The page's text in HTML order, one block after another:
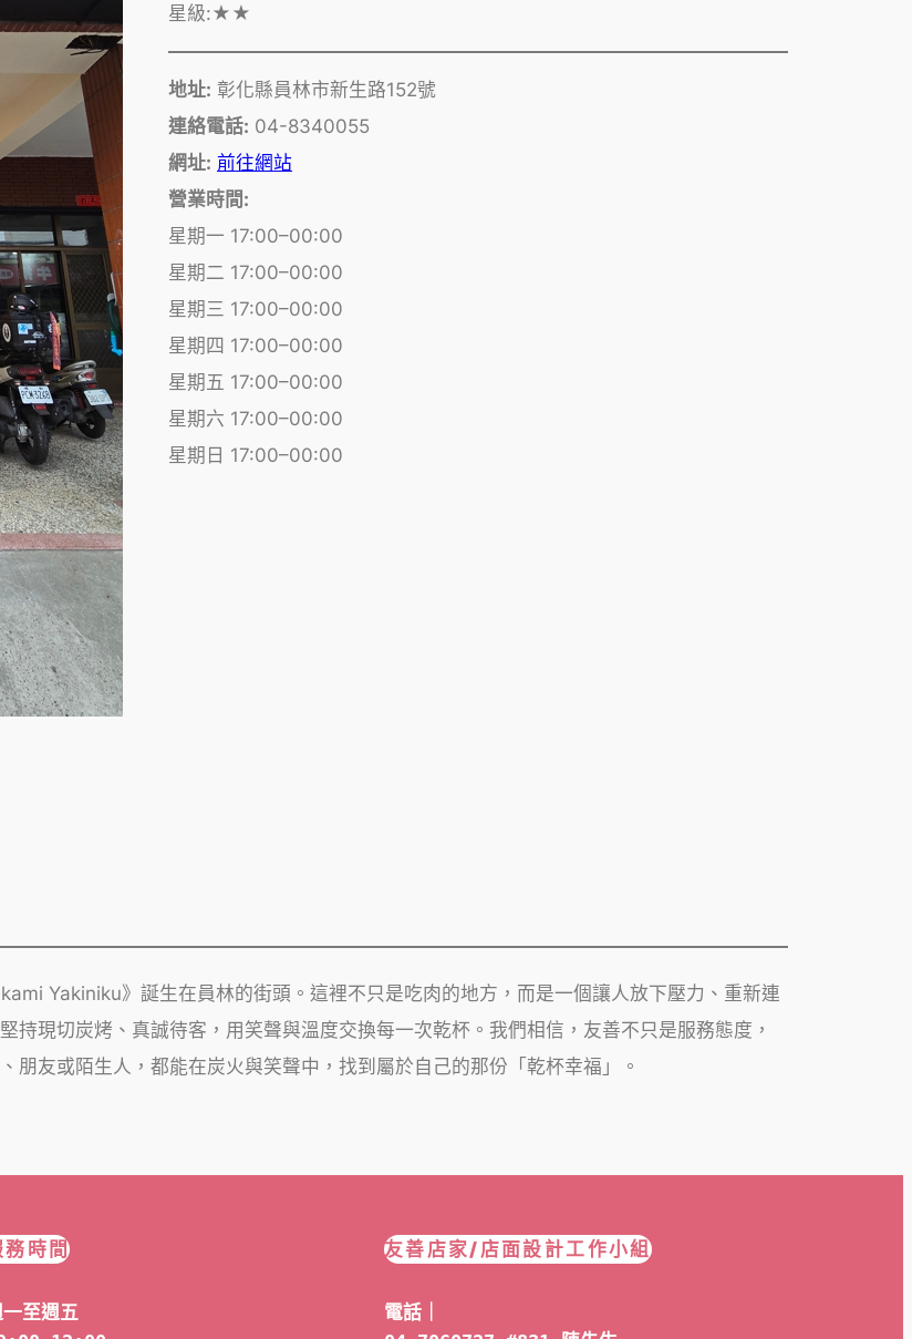
星級:★★
地址: 彰化縣員林市新生路152號
連絡電話: 04-8340055
網址: 前往網站
營業時間:
星期一 17:00–00:00
星期二 17:00–00:00
星期三 17:00–00:00
星期四 17:00–00:00
星期五 17:00–00:00
星期六 17:00–00:00
星期日 17:00–00:00
Yakiniku》誕生在員林的街頭。這裡不只是吃肉的地方，而是一個讓人放下壓力、重新連
持現切炭烤、真誠待客，用笑聲與溫度交換每一次乾杯。我們相信，友善不只是服務態度，
朋友或陌生人，都能在炭火與笑聲中，找到屬於自己的那份「乾杯幸福」。
務時間
至週五
友善店家/店面設計工作小組
電話｜